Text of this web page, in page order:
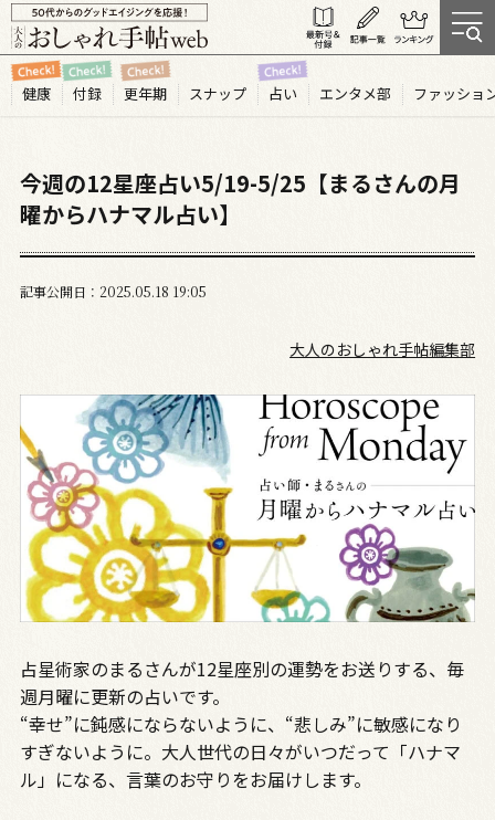
健康 付録 更年期 スナップ 占い エンタメ部 ファッショ
今週の12星座占い5/19-5/25【まるさんの月
曜からハナマル占い】
記事公開日 2025.05 18 19:05
大人のおしゃれ手帖編集部
占星術家のまるさんが12星座別の運勢をお送りする、毎
週月曜に更新の占いです。
“幸せ”に鈍感にならないように、“悲しみ”に敏感になり
すぎないように。大人世代の日々がいつだって「ハナマ
ル」になる、言葉のお守りをお届けします。